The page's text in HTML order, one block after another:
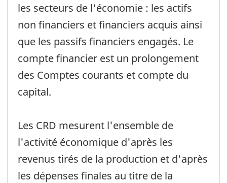
les secteurs de l'économie : les actifs
non financiers et financiers acquis ainsi
que les passifs financiers engagés. Le
compte financier est un prolongement
des Comptes courants et compte du
capital.
Les CRD mesurent l'ensemble de
l'activité économique d'après les
revenus tirés de la production et d'après
les dépenses finales au titre de la